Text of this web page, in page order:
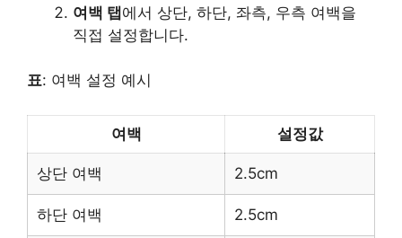
여백 탭에서 상단, 하단, 좌측, 우측 여백을
직접 설정합니다.
표: 여백 설정 예시
여백 설정값
상단 여백 2.5cm
하단 여백 2.5cm